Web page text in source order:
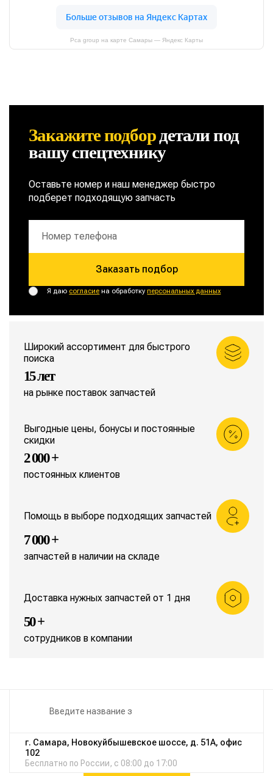
Pca group на карте Самары — Яндекс Карты
Закажите подбордеталипод
вашу спецтехнику
Оставьте номер и наш менеджер быстро
подберет подходящую запчасть
Заказать подбор
Я даю согласие на обработкуперсональных данных
Широкий ассортимент для быстрого
поиска
15 лет
на рынке поставок запчастей
Выгодные цены, бонусы и постоянные
скидки
2 000 +
постоянных клиентов
Помощь в выборе подходящих запчастей
7 000 +
запчастей в наличии на складе
Доставка нужных запчастей от 1 дня
50 +
сотрудников в компании
г. Самара, Новокуйбышевское шоссе, д. 51А, офис
102
Бесплатно по России, с 08:00 до 17:00